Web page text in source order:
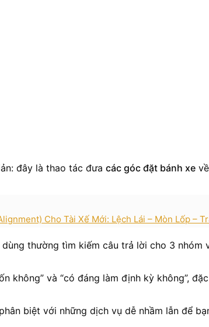
đây là thao tác đưa các góc đặt bánh xe
Cho Tài Xế Mới: Lệch Lái – Mòn Lốp –
thường tìm kiếm câu trả lời cho 3 nhóm
không” và “có đáng làm định kỳ không”,
biệt với những dịch vụ dễ nhầm lẫn để